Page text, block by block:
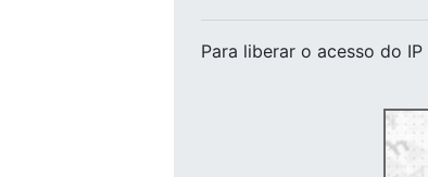
Para liberar o acesso do IP